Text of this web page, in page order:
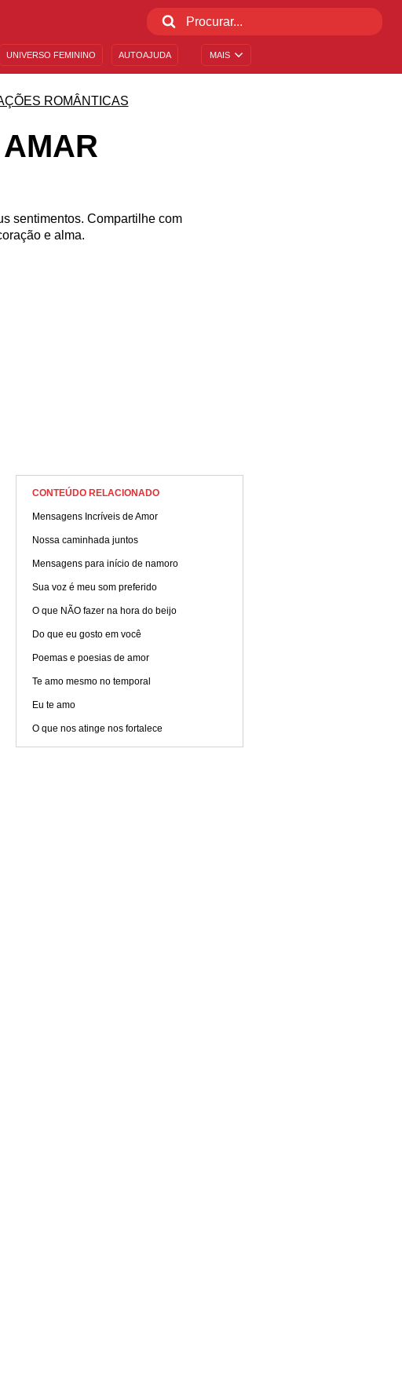
MAIS
UNIVERSO FEMININO AUTOAJUDA
ROMÂNTICAS
sentimentos. Compartilhe com
e alma.
CONTEÚDO RELACIONADO
Mensagens Incríveis de Amor
Nossa caminhada juntos
Mensagens para início de namoro
Sua voz é meu som preferido
O que NÃO fazer na hora do beijo
Do que eu gosto em você
Poemas e poesias de amor
Te amo mesmo no temporal
Eu te amo
O que nos atinge nos fortalece